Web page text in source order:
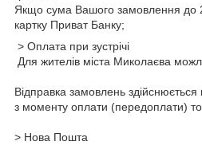
Якщо сума Вашого замовлення до
картку Приват Банку;
> Оплата при зустрічі
Для жителів міста Миколаєва
Відправка замовлень
з моменту оплати (передоплати)
> Нова Пошта